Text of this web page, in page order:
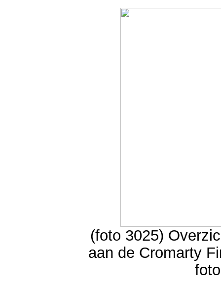
(foto 3025)
aan de Cromarty